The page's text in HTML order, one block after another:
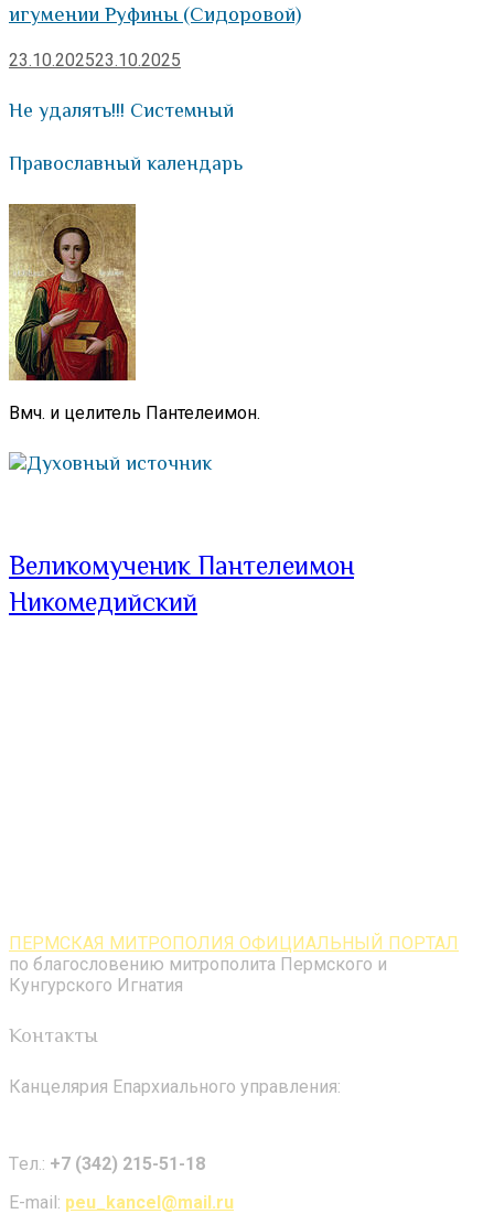
игумении Руфины (Сидоровой)
23.10.202523.10.2025
Не удалять!!! Системный
Православный календарь
Вмч. и целитель Пантелеимон.
Духовный источник
Великомученик Пантелеимон
Никомедийский
ПЕРМСКАЯ МИТРОПОЛИЯ ОФИЦИАЛЬНЫЙ ПОРТАЛ
по благословению митрополита Пермского и
Кунгурского Игнатия
Контакты
Канцелярия Епархиального управления:
Tел.: +7 (342) 215-51-18
E-mail: peu_kancel@mail.ru